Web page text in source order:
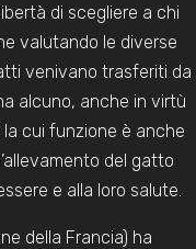
di scegliere a chi
valutando le diverse
venivano trasferiti da
alcuno, anche in virtù
la cui funzione è anche
del gatto
e alla loro salute.
della Francia) ha